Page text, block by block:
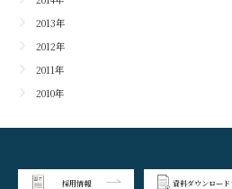
2013年
2012年
2011年
2010年
採用情報 資料ダウンロード